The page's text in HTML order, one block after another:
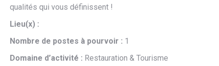
qualités qui vous définissent !
Lieu(x) :
Nombre de postes à pourvoir : 1
Domaine d’activité : Restauration & Tourisme